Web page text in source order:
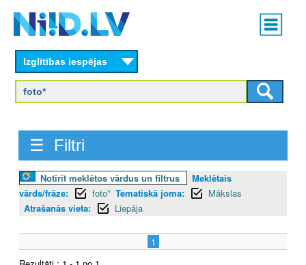
content
Main
menu
Izglītības iespējas
☰ Filtri
Notīrīt meklētos vārdus un filtrus
Meklētais
vārds/frāze:
foto* Tematiskā joma:
Mākslas
Atrašanās vieta:
Liepāja
1